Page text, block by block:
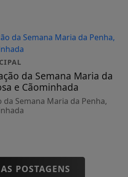
da Semana Maria da
e Cãominhada
Semana Maria da Penha,
POSTAGENS